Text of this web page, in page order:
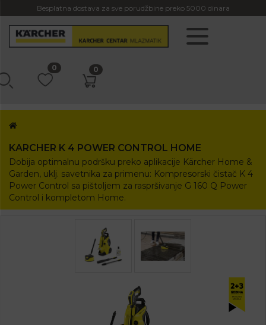
Besplatna dostava za sve porudžbine preko 5000 dinara
0 0
KARCHER K 4 POWER CONTROL HOME
Dobija optimalnu podršku preko aplikacije Kärcher Home &
Garden, uklj. savetnika za primenu: Kompresorski čistač K 4
Power Control sa pištoljem za raspršivanje G 160 Q Power
Control i kompletom Home.